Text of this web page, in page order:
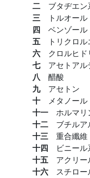
二 ブタヂエン
三
トルオール
四 ベンゾール
五
トリクロ
六 クロルヒド
七 アセトアル
八 醋酸
九 アセトン
十 メタノール
十一 ホルマリ
十二 ブチル
十三 重合纖維
十四
ビニー
十五 アクリ
十六 スチロ